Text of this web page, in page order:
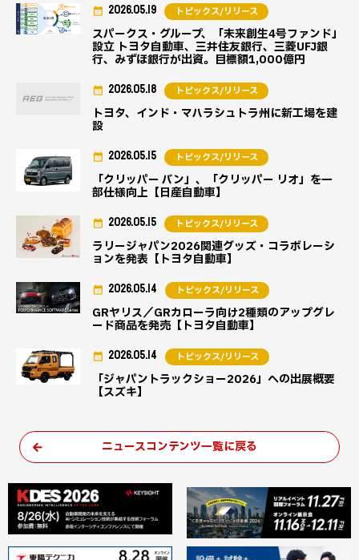
スパークス・グループ、「未来創生4号ファンド」
設立 トヨタ自動車、三井住友銀行、三菱UFJ銀
行、みずほ銀行が出資。目標額1,000億円
2026.05.19 トピックス/リリース
トヨタ、インド・マハラシュトラ州に新工場を建
設
2026.05.18 トピックス/リリース
「クリッパー バン」、「クリッパー リオ」を一
部仕様向上【日産自動車】
2026.05.15 トピックス/リリース
ラリージャパン2026関連グッズ・コラボレーシ
ョンを発表【トヨタ自動車】
2026.05.15 トピックス/リリース
GRヤリス／GRカローラ向け2種類のアップグレ
ード商品を発売【トヨタ自動車】
2026.05.14 トピックス/リリース
「ジャパントラックショー2026」への出展概要
【スズキ】
2026.05.14 トピックス/リリース
ニュースコンテンツ一覧に戻る